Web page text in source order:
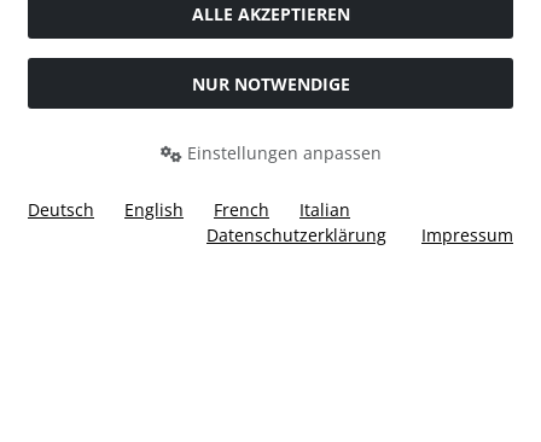
Widerrufsformular
ALLE AKZEPTIEREN
NUR NOTWENDIGE
Einstellungen anpassen
Deutsch English French
Italian
Datenschutzerklärung
Impressum